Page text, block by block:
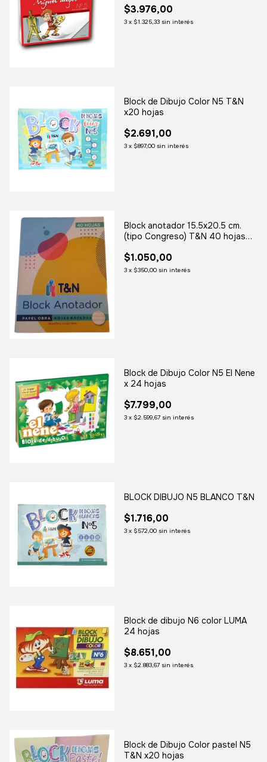
$3.976,00
3 x $1.325,33 sin interés
Block de Dibujo Color N5 T&N
x20 hojas
$2.691,00
3 x $897,00 sin interés
Block anotador 15.5x20.5 cm.
(tipo Congreso) T&N 40 hojas
$1.050,00
3 x $350,00 sin interés
Block de Dibujo Color N5 El Nene
x 24 hojas
$7.799,00
3 x $2.599,67 sin interés
BLOCK DIBUJO N5 BLANCO T&N
$1.716,00
3 x $572,00 sin interés
Block de dibujo N6 color LUMA
24 hojas
$8.651,00
3 x $2.883,67 sin interés
Block de Dibujo Color pastel N5
T&N x20 hojas